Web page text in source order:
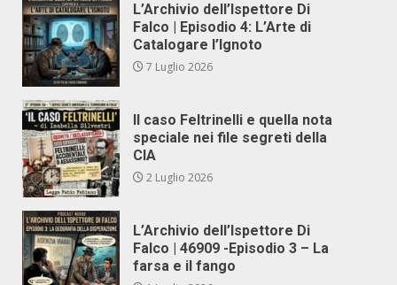
L’Archivio dell’Ispettore Di
Falco | Episodio 4: L’Arte di
Catalogare l’Ignoto
7 Luglio 2026
Il caso Feltrinelli e quella nota
speciale nei file segreti della
CIA
2 Luglio 2026
L’Archivio dell’Ispettore Di
Falco | 46909 -Episodio 3 – La
farsa e il fango